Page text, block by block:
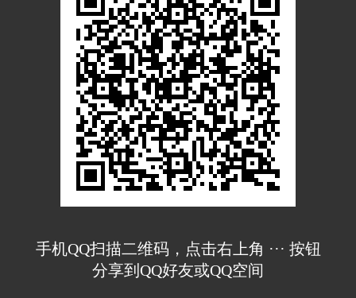
手机QQ扫描二维码，点击右上角 ··· 按钮
分享到QQ好友或QQ空间